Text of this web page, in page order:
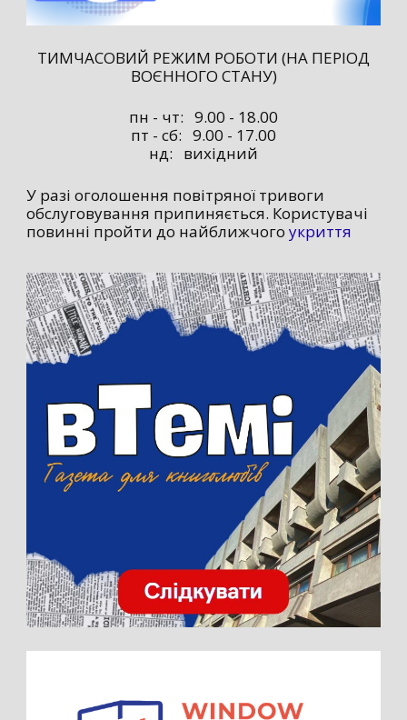
ТИМЧАСОВИЙ РЕЖИМ РОБОТИ (НА ПЕРІОД
ВОЄННОГО СТАНУ)
пн - чт: 9.00 - 18.00
пт - сб: 9.00 - 17.00
нд: вихідний
У разі оголошення повітряної тривоги
обслуговування припиняється. Користувачі
повинні пройти до найближчого укриття